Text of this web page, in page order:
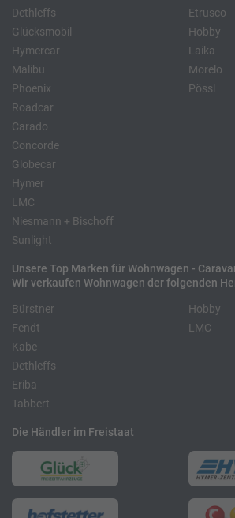
Dethleffs
Glücksmobil
Hymercar
Malibu
Phoenix
Roadcar
Etrusco
Hobby
Laika
Morelo
Pössl
Carado
Concorde
Globecar
Hymer
LMC
Niesmann + Bischoff
Sunlight
Unsere Top Marken für Wohnwagen -
Wir verkaufen Wohnwagen der folgenden
Bürstner
Fendt
Kabe
Hobby
LMC
Dethleffs
Eriba
Tabbert
Die Händler im Freistaat